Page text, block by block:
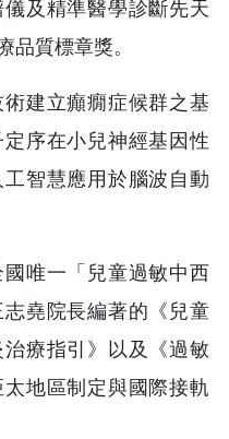
及精準醫學診斷先天
品質標章獎。
建立癲癇症候群之基
序在小兒神經基因性
智慧應用於腦波自動
唯一「兒童過敏中西
堯院長編著的《兒童
療指引》以及《過敏
地區制定與國際接軌